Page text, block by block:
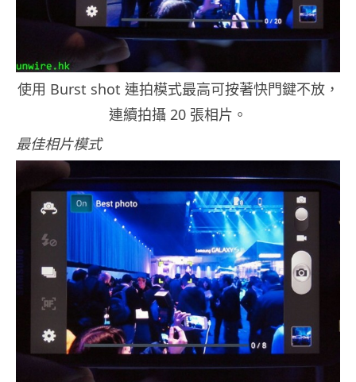
使用 Burst shot 連拍模式最高可按著快門鍵不放，
連續拍攝 20 張相片。
最佳相片模式